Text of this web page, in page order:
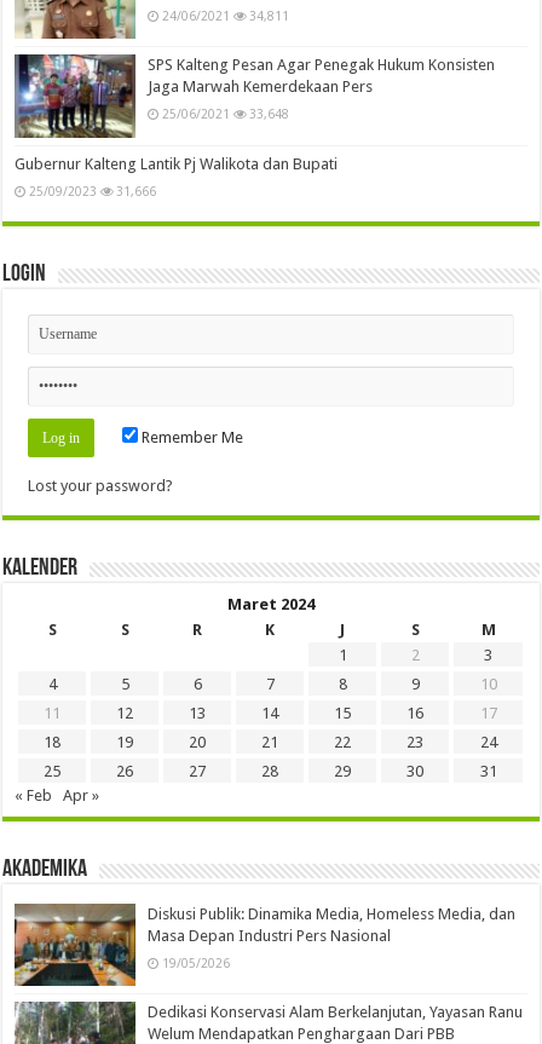
24/06/2021 34,811
SPS Kalteng Pesan Agar Penegak Hukum Konsisten
Jaga Marwah Kemerdekaan Pers
25/06/2021 33,648
Gubernur Kalteng Lantik Pj Walikota dan Bupati
25/09/2023 31,666
Login
Remember Me
Lost your password?
Kalender
Maret 2024
S
S R K J S
M
1
2
3
4
5 6 7 8 9
10
11
12 13 14 15 16
17
18
19 20 21 22 23
24
25
26 27 28 29 30
31
« Feb
Apr »
Akademika
Diskusi Publik: Dinamika Media, Homeless Media, dan
Masa Depan Industri Pers Nasional
19/05/2026
Dedikasi Konservasi Alam Berkelanjutan, Yayasan Ranu
Welum Mendapatkan Penghargaan Dari PBB